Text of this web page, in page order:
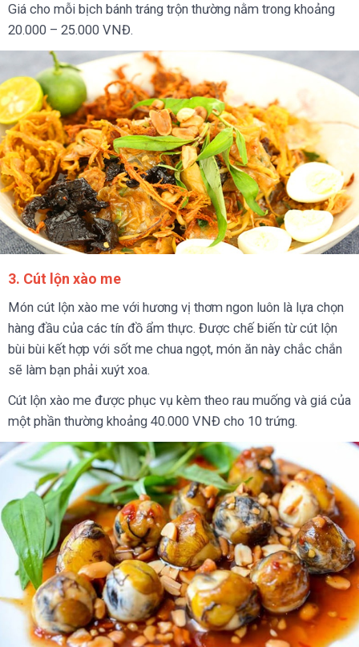
Giá cho mỗi bịch bánh tráng trộn thường nằm trong khoảng
20.000 – 25.000 VNĐ.
3. Cút lộn xào me
Món cút lộn xào me với hương vị thơm ngon luôn là lựa chọn
hàng đầu của các tín đồ ẩm thực. Được chế biến từ cút lộn
bùi bùi kết hợp với sốt me chua ngọt, món ăn này chắc chắn
sẽ làm bạn phải xuýt xoa.
Cút lộn xào me được phục vụ kèm theo rau muống và giá của
một phần thường khoảng 40.000 VNĐ cho 10 trứng.